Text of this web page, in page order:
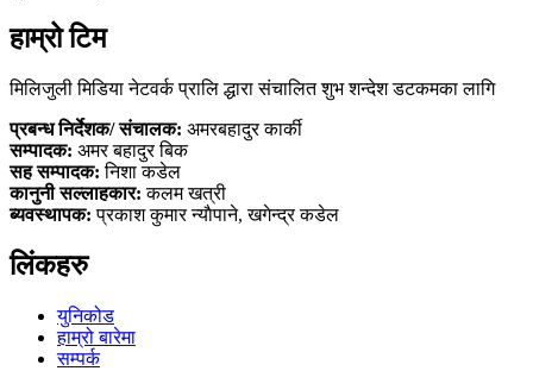
हाम्रो टिम
मिलिजुली मिडिया नेटवर्क प्रालि द्धारा संचालित शुभ शन्देश डटकमका लागि
प्रबन्ध निर्देशक/ संचालक: अमरबहादुर कार्की
सम्पादक: अमर बहादुर बिक
सह सम्पादक: निशा कडेल
कानुनी सल्लाहकार: कलम खत्री
ब्यवस्थापक:प्रकाश कुमार न्याैपाने, खगेन्द्र कडेल
लिंकहरु
युनिकोड
हाम्रो बारेमा
सम्पर्क